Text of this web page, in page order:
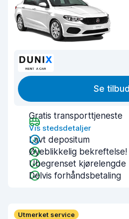
Se tilbud
Gratis transporttjeneste
Vis stedsdetaljer
Lavt depositum
Øyeblikkelig bekreftelse!
Ubegrenset kjørelengde
Delvis forhåndsbetaling
Utmerket service